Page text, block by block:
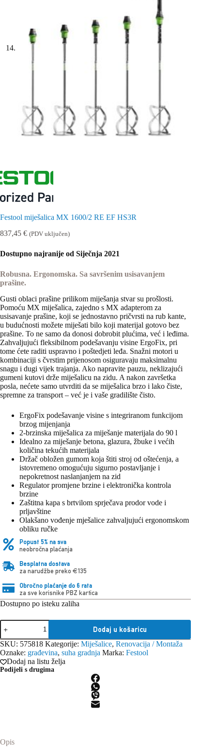
Festool miješalica MX 1600/2 RE EF HS3R
837,45 € (PDV uključen)
Dostupno najranije od Siječnja 2021
Robusna. Ergonomska. Sa savršenim usisavanjem
prašine.
Gusti oblaci prašine prilikom miješanja stvar su prošlosti.
Pomoću MX miješalica, zajedno s MX adapterom za
usisavanje prašine, koji se jednostavno pričvrsti na rub kante,
u budućnosti možete miješati bilo koji materijal gotovo bez
prašine. To ne samo da donosi dobrobit plućima, već i leđima.
Zahvaljujući fleksibilnom podešavanju visine ErgoFix, pri
tome ćete raditi uspravno i poštedjeti leđa. Snažni motori u
kombinaciji s čvrstim prijenosom osiguravaju maksimalnu
snagu i dugi vijek trajanja. Ako napravite pauzu, neklizajući
gumeni kutovi drže miješalicu na zidu. A nakon završetka
posla, nećete samo utvrditi da se miješalica brzo i lako čiste,
spremne za transport – već je i vaše gradilište čisto.
ErgoFix podešavanje visine s integriranom funkcijom
brzog mijenjanja
2-brzinska miješalica za miješanje materijala do 90 l
Idealno za miješanje betona, glazura, žbuke i većih
količina tekućih materijala
Držač obložen gumom koja štiti stroj od oštećenja, a
istovremeno omogućuju sigurno postavljanje i
nepokretnost naslanjanjem na zid
Regulator promjene brzine i elektronička kontrola
brzine
Zaštitna kapa s brtvilom sprječava prodor vode i
prljavštine
Olakšano vođenje mješalice zahvaljujući ergonomskom
obliku ručke
Popust 5% na sva
neobročna plaćanja
Besplatna dostava
za narudžbe preko €135
Obročno plaćanje do 6 rata
za sve korisnike PBZ kartica
Dostupno po isteku zaliha
Festool
miješalica
MX
1600/2
RE
EF
HS3R
Dodaj u košaricu
SKU: 575818 Kategorije: Miješalice, Renovacija / Montaža
Oznake: građevina, suha gradnja Marka: Festool
Dodaj na listu želja
Podijeli s drugima
Opis